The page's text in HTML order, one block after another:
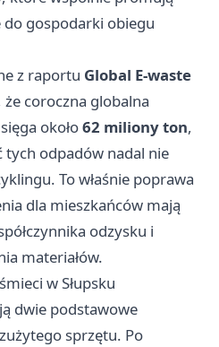
gospodarki obiegu
z raportu Global E-waste
że coroczna globalna
około62 miliony ton,
tych odpadów nadal nie
To właśnie poprawa
dla mieszkańców mają
odzysku i
materiałów.
w Słupsku
dwie podstawowe
sprzętu. Po